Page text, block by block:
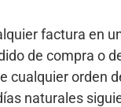
factura en
de compra o
orden
naturales